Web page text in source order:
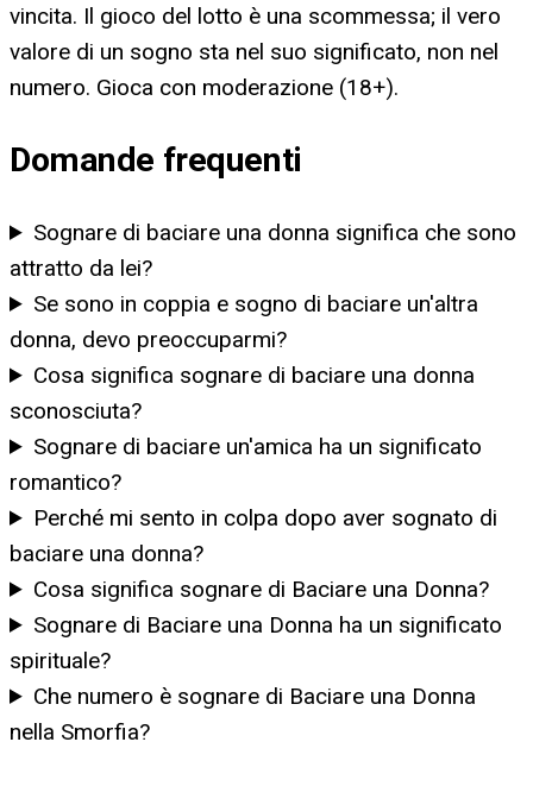
vincita. Il gioco del lotto è una scommessa; il vero
valore di un sogno sta nel suo significato, non nel
numero. Gioca con moderazione (18+).
Domande frequenti
Sognare di baciare una donna significa che sono
attratto da lei?
Se sono in coppia e sogno di baciare un'altra
donna, devo preoccuparmi?
Cosa significa sognare di baciare una donna
sconosciuta?
Sognare di baciare un'amica ha un significato
romantico?
Perché mi sento in colpa dopo aver sognato di
baciare una donna?
Cosa significa sognare di Baciare una Donna?
Sognare di Baciare una Donna ha un significato
spirituale?
Che numero è sognare di Baciare una Donna
nella Smorfia?